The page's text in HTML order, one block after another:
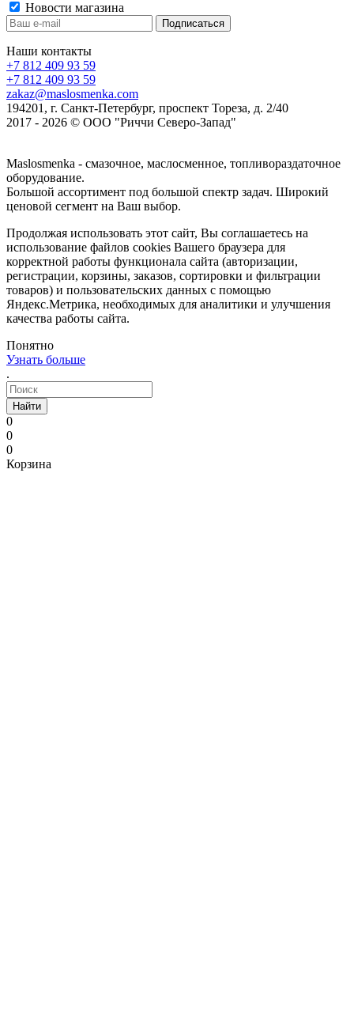
Новости магазина
Наши контакты
+7 812 409 93 59
+7 812 409 93 59
zakaz@maslosmenka.com
194201, г. Санкт-Петербург, проспект Тореза, д. 2/40
2017 - 2026 © ООО "Риччи Северо-Запад"
Maslosmenka - смазочное, маслосменное, топливораздаточное
оборудование.
Большой ассортимент под большой спектр задач. Широкий
ценовой сегмент на Ваш выбор.
Продолжая использовать этот сайт, Вы соглашаетесь на
использование файлов cookies Вашего браузера для
корректной работы функционала сайта (авторизации,
регистрации, корзины, заказов, сортировки и фильтрации
товаров) и пользовательских данных с помощью
Яндекс.Метрика, необходимых для аналитики и улучшения
качества работы сайта.
Понятно
Узнать больше
.
Найти
0
0
0
Корзина